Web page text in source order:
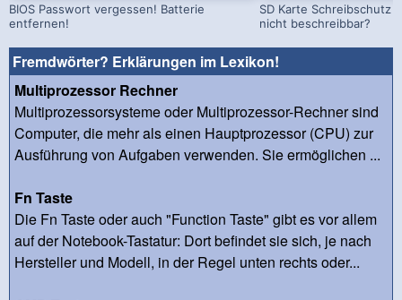
BIOS Passwort vergessen! Batterie
entfernen!
SD Karte Schreibschutz
nicht beschreibbar?
Fremdwörter? Erklärungen im Lexikon!
Multiprozessor Rechner
Multiprozessorsysteme oder Multiprozessor-Rechner sind
Computer, die mehr als einen Hauptprozessor (CPU) zur
Ausführung von Aufgaben verwenden. Sie ermöglichen ...
Fn Taste
Die Fn Taste oder auch "Function Taste" gibt es vor allem
auf der Notebook-Tastatur: Dort befindet sie sich, je nach
Hersteller und Modell, in der Regel unten rechts oder...